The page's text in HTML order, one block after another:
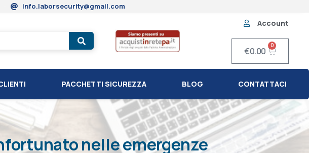
info.laborsecurity@gmail.com
Account
€0.00
0
PACCHETTI SICUREZZA BLOG CONTATTACI
nelle emergenze